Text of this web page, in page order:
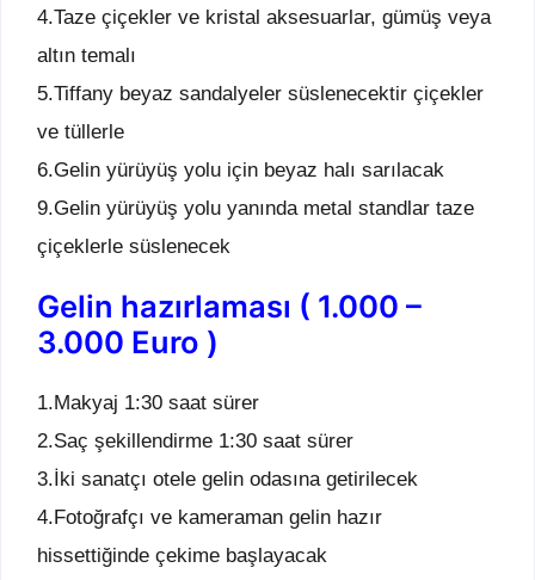
4.Taze çiçekler ve kristal aksesuarlar, gümüş veya
altın temalı
5.Tiffany beyaz sandalyeler süslenecektir çiçekler
ve tüllerle
6.Gelin yürüyüş yolu için beyaz halı sarılacak
9.Gelin yürüyüş yolu yanında metal standlar taze
çiçeklerle süslenecek
Gelin hazırlaması ( 1.000 –
3.000 Euro )
1.Makyaj 1:30 saat sürer
2.Saç şekillendirme 1:30 saat sürer
3.İki sanatçı otele gelin odasına getirilecek
4.Fotoğrafçı ve kameraman gelin hazır
hissettiğinde çekime başlayacak